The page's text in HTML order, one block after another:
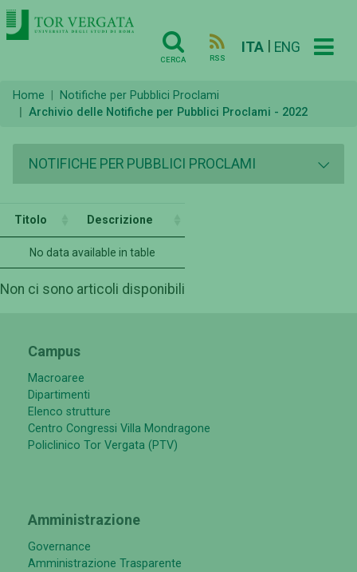
CERCA RSS
ITA ENG
Home
Notifiche per Pubblici Proclami
Archivio delle Notifiche per Pubblici Proclami - 2022
NOTIFICHE PER PUBBLICI PROCLAMI
Titolo Descrizione
No data available in table
Non ci sono articoli disponibili
Campus
Macroaree
Dipartimenti
Elenco strutture
Centro Congressi Villa Mondragone
Policlinico Tor Vergata (PTV)
Amministrazione
Governance
Amministrazione Trasparente